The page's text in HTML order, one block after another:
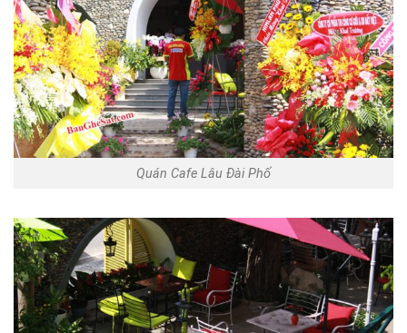
Quán Cafe Lâu Đài Phố